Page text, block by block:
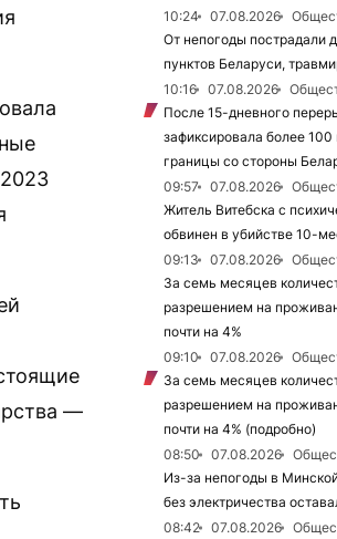
—
10:24
07.08.2026
От непогоды пострадали
пунктов Беларуси,
10:16
07.08.2026
После 15-дневного
зафиксировала более
границы со стороны
09:57
07.08.2026
Житель Витебска с
обвинен в убийстве 10-
09:13
07.08.2026
За семь месяцев
разрешением на
почти на 4%
09:10
07.08.2026
За семь месяцев
разрешением на
почти на 4% (подробно)
08:50
07.08.2026
Из-за непогоды в
без электричества
08:42
07.08.2026